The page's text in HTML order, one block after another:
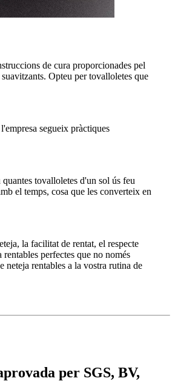
de cura proporcionades pel
Opteu per tovalloletes que
segueix pràctiques
tovalloletes d'un sol ús feu
el temps, cosa que les converteix en
la facilitat de rentat, el respecte
perfectes que no només
neteja rentables a la vostra rutina de
per SGS, BV,